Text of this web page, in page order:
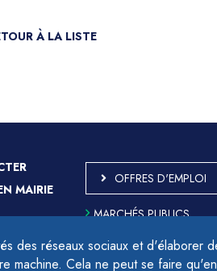
des réseaux sociaux et d'élaborer
machine. Cela ne peut se faire
À LA LISTE
MAIRIE
OFFRES D'EMPLOI
MARCHÉS PUBLICS
CONFORME
PLAN DU SITE